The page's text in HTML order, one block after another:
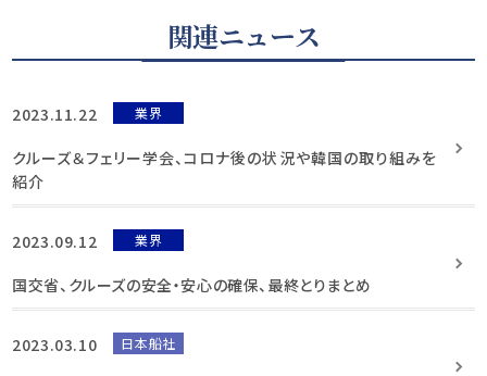
関連ニュース
2023.11.22 業界
クルーズ＆フェリー学会、コロナ後の状況や韓国の取り組みを
紹介
2023.09.12 業界
国交省、クルーズの安全・安心の確保、最終とりまとめ
2023.03.10 日本船社